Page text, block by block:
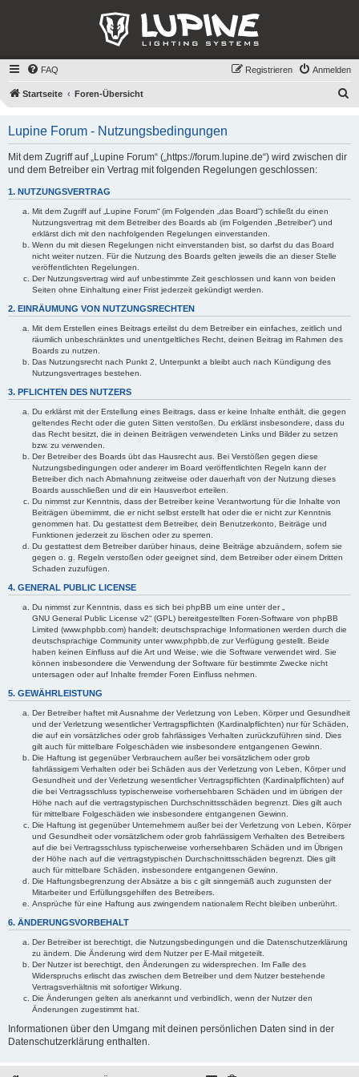
FAQ Anmelden
Registrieren
Startseite Foren-Übersicht
Lupine Forum - Nutzungsbedingungen
Mit dem Zugriff auf „Lupine Forum“ („https://forum.lupine.de“) wird zwischen dir
und dem Betreiber ein Vertrag mit folgenden Regelungen geschlossen:
1. NUTZUNGSVERTRAG
Mit dem Zugriff auf „Lupine Forum“ (im Folgenden „das Board“) schließt du einen
Nutzungsvertrag mit dem Betreiber des Boards ab (im Folgenden „Betreiber“) und
erklärst dich mit den nachfolgenden Regelungen einverstanden.
Wenn du mit diesen Regelungen nicht einverstanden bist, so darfst du das Board
nicht weiter nutzen. Für die Nutzung des Boards gelten jeweils die an dieser Stelle
veröffentlichten Regelungen.
Der Nutzungsvertrag wird auf unbestimmte Zeit geschlossen und kann von beiden
Seiten ohne Einhaltung einer Frist jederzeit gekündigt werden.
2. EINRÄUMUNG VON NUTZUNGSRECHTEN
Mit dem Erstellen eines Beitrags erteilst du dem Betreiber ein einfaches, zeitlich und
räumlich unbeschränktes und unentgeltliches Recht, deinen Beitrag im Rahmen des
Boards zu nutzen.
Das Nutzungsrecht nach Punkt 2, Unterpunkt a bleibt auch nach Kündigung des
Nutzungsvertrages bestehen.
3. PFLICHTEN DES NUTZERS
Du erklärst mit der Erstellung eines Beitrags, dass er keine Inhalte enthält, die gegen
geltendes Recht oder die guten Sitten verstoßen. Du erklärst insbesondere, dass du
das Recht besitzt, die in deinen Beiträgen verwendeten Links und Bilder zu setzen
bzw. zu verwenden.
Der Betreiber des Boards übt das Hausrecht aus. Bei Verstößen gegen diese
Nutzungsbedingungen oder anderer im Board veröffentlichten Regeln kann der
Betreiber dich nach Abmahnung zeitweise oder dauerhaft von der Nutzung dieses
Boards ausschließen und dir ein Hausverbot erteilen.
Du nimmst zur Kenntnis, dass der Betreiber keine Verantwortung für die Inhalte von
Beiträgen übernimmt, die er nicht selbst erstellt hat oder die er nicht zur Kenntnis
genommen hat. Du gestattest dem Betreiber, dein Benutzerkonto, Beiträge und
Funktionen jederzeit zu löschen oder zu sperren.
Du gestattest dem Betreiber darüber hinaus, deine Beiträge abzuändern, sofern sie
gegen o. g. Regeln verstoßen oder geeignet sind, dem Betreiber oder einem Dritten
Schaden zuzufügen.
4. GENERAL PUBLIC LICENSE
Du nimmst zur Kenntnis, dass es sich bei phpBB um eine unter der „
GNU General Public License v2“ (GPL) bereitgestellten Foren-Software von phpBB
Limited (www.phpbb.com) handelt; deutschsprachige Informationen werden durch die
deutschsprachige Community unter www.phpbb.de zur Verfügung gestellt. Beide
haben keinen Einfluss auf die Art und Weise, wie die Software verwendet wird. Sie
können insbesondere die Verwendung der Software für bestimmte Zwecke nicht
untersagen oder auf Inhalte fremder Foren Einfluss nehmen.
5. GEWÄHRLEISTUNG
Der Betreiber haftet mit Ausnahme der Verletzung von Leben, Körper und Gesundheit
und der Verletzung wesentlicher Vertragspflichten (Kardinalpflichten) nur für Schäden,
die auf ein vorsätzliches oder grob fahrlässiges Verhalten zurückzuführen sind. Dies
gilt auch für mittelbare Folgeschäden wie insbesondere entgangenen Gewinn.
Die Haftung ist gegenüber Verbrauchern außer bei vorsätzlichem oder grob
fahrlässigem Verhalten oder bei Schäden aus der Verletzung von Leben, Körper und
Gesundheit und der Verletzung wesentlicher Vertragspflichten (Kardinalpflichten) auf
die bei Vertragsschluss typischerweise vorhersehbaren Schäden und im übrigen der
Höhe nach auf die vertragstypischen Durchschnittsschäden begrenzt. Dies gilt auch
für mittelbare Folgeschäden wie insbesondere entgangenen Gewinn.
Die Haftung ist gegenüber Unternehmern außer bei der Verletzung von Leben, Körper
und Gesundheit oder vorsätzlichem oder grob fahrlässigem Verhalten des Betreibers
auf die bei Vertragsschluss typischerweise vorhersehbaren Schäden und im Übrigen
der Höhe nach auf die vertragstypischen Durchschnittsschäden begrenzt. Dies gilt
auch für mittelbare Schäden, insbesondere entgangenen Gewinn.
Die Haftungsbegrenzung der Absätze a bis c gilt sinngemäß auch zugunsten der
Mitarbeiter und Erfüllungsgehilfen des Betreibers.
Ansprüche für eine Haftung aus zwingendem nationalem Recht bleiben unberührt.
6. ÄNDERUNGSVORBEHALT
Der Betreiber ist berechtigt, die Nutzungsbedingungen und die Datenschutzerklärung
zu ändern. Die Änderung wird dem Nutzer per E-Mail mitgeteilt.
Der Nutzer ist berechtigt, den Änderungen zu widersprechen. Im Falle des
Widerspruchs erlischt das zwischen dem Betreiber und dem Nutzer bestehende
Vertragsverhältnis mit sofortiger Wirkung.
Die Änderungen gelten als anerkannt und verbindlich, wenn der Nutzer den
Änderungen zugestimmt hat.
Informationen über den Umgang mit deinen persönlichen Daten sind in der
Datenschutzerklärung enthalten.